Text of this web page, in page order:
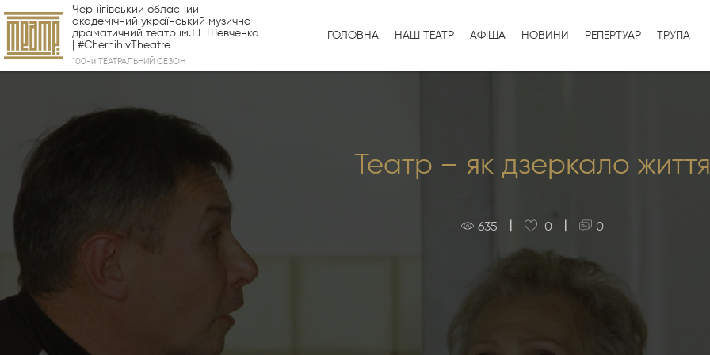
Чернігівський обласний
академічний український музично-
драматичний театр ім.Т.Г Шевченка
| #ChernihivTheatre
100-й ТЕАТРАЛЬНИЙ СЕЗОН
ГОЛОВНА НАШ ТЕАТР АФІША НОВИНИ РЕПЕРТУАР ТРУПА
Театр – як дзеркало життя
635 0 0